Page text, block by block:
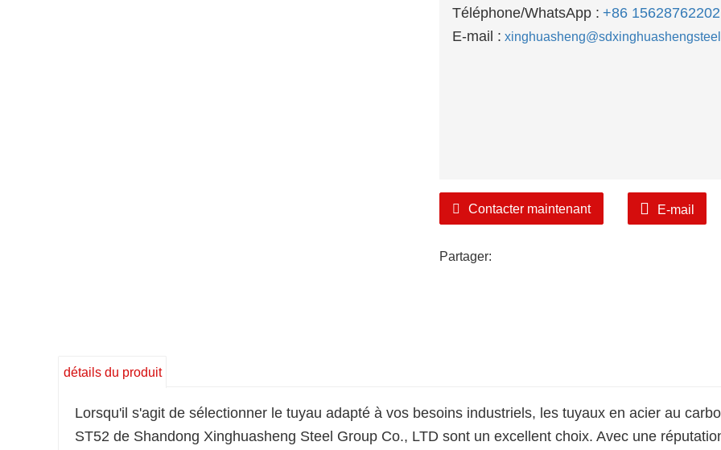
Téléphone/WhatsApp : +86 15628762202
E-mail :
Contacter maintenant E-mail
Partager:
détails du produit
Lorsqu'il s'agit de sélectionner le tuyau adapté à vos besoins industriels, les tuyaux en acier au
ST52 de Shandong Xinghuasheng Steel Group Co., LTD sont un excellent choix. Avec une